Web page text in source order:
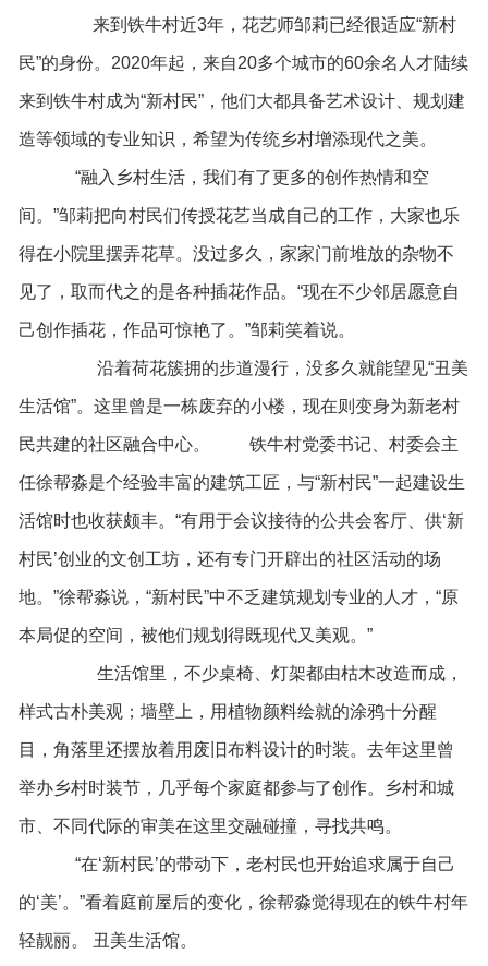
来到铁牛村近3年，花艺师邹莉已经很适应“新村
民”的身份。2020年起，来自20多个城市的60余名人才陆续
来到铁牛村成为“新村民”，他们大都具备艺术设计、规划建
造等领域的专业知识，希望为传统乡村增添现代之美。
“融入乡村生活，我们有了更多的创作热情和空
间。”邹莉把向村民们传授花艺当成自己的工作，大家也乐
得在小院里摆弄花草。没过多久，家家门前堆放的杂物不
见了，取而代之的是各种插花作品。“现在不少邻居愿意自
己创作插花，作品可惊艳了。”邹莉笑着说。
沿着荷花簇拥的步道漫行，没多久就能望见“丑美
生活馆”。这里曾是一栋废弃的小楼，现在则变身为新老村
民共建的社区融合中心。 铁牛村党委书记、村委会主
任徐帮淼是个经验丰富的建筑工匠，与“新村民”一起建设生
活馆时也收获颇丰。“有用于会议接待的公共会客厅、供‘新
村民’创业的文创工坊，还有专门开辟出的社区活动的场
地。”徐帮淼说，“新村民”中不乏建筑规划专业的人才，“原
本局促的空间，被他们规划得既现代又美观。”
生活馆里，不少桌椅、灯架都由枯木改造而成，
样式古朴美观；墙壁上，用植物颜料绘就的涂鸦十分醒
目，角落里还摆放着用废旧布料设计的时装。去年这里曾
举办乡村时装节，几乎每个家庭都参与了创作。乡村和城
市、不同代际的审美在这里交融碰撞，寻找共鸣。
“在‘新村民’的带动下，老村民也开始追求属于自己
的‘美’。”看着庭前屋后的变化，徐帮淼觉得现在的铁牛村年
轻靓丽。 丑美生活馆。